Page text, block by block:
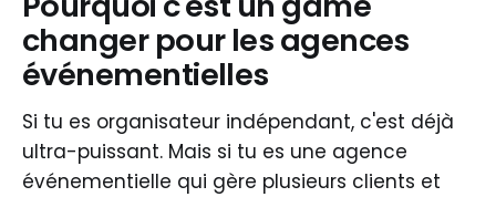
changer pour les agences
événementielles
Si tu es organisateur indépendant, c'est déjà
ultra-puissant. Mais si tu es une agence
événementielle qui gère plusieurs clients et